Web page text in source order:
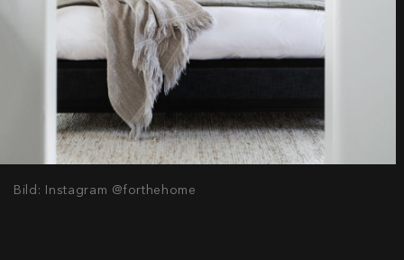
Bild: Instagram @forthehome